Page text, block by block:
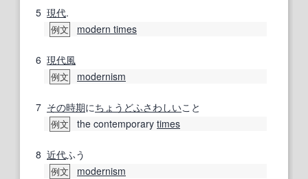
5 現代.
例文 modern times
6 現代風
例文 modernism
7 その時期にちょうどふさわしいこと
例文 the contemporary times
8 近代ふう
例文 modernism